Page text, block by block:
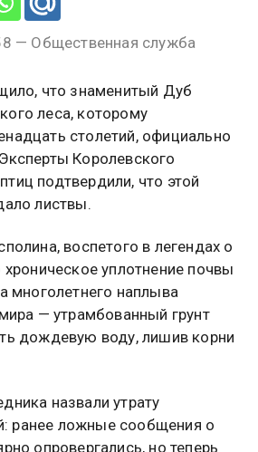
— Общественная служба
что знаменитый Дуб
леса, которому
столетий, официально
Королевского
подтвердили, что этой
листвы.
воспетого в легендах о
хроническое уплотнение почвы
многолетнего наплыва
— утрамбованный грунт
дождевую воду, лишив корни
назвали утрату
ранее ложные сообщения о
опровергались, но теперь